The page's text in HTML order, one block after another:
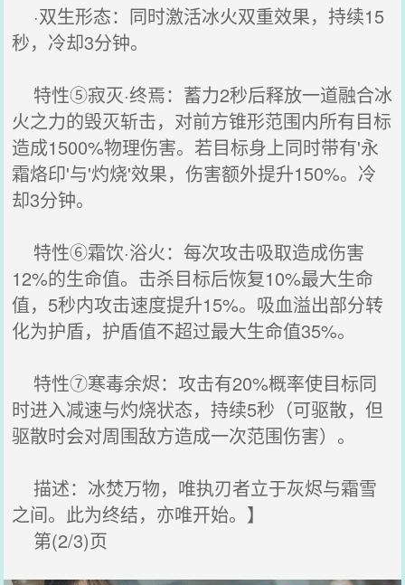
·双生形态：同时激活冰火双重效果，持续15
秒，冷却3分钟。
特性⑤寂灭·终焉：蓄力2秒后释放一道融合冰
火之力的毁灭斩击，对前方锥形范围内所有目标
造成1500%物理伤害。若目标身上同时带有'永
霜烙印'与'灼烧'效果，伤害额外提升150%。冷
却3分钟。
特性⑥霜饮·浴火：每次攻击吸取造成伤害
12%的生命值。击杀目标后恢复10%最大生命
值，5秒内攻击速度提升15%。吸血溢出部分转
化为护盾，护盾值不超过最大生命值35%。
特性⑦寒毒余烬：攻击有20%概率使目标同
时进入减速与灼烧状态，持续5秒（可驱散，但
驱散时会对周围敌方造成一次范围伤害）。
描述：冰焚万物，唯执刃者立于灰烬与霜雪
之间。此为终结，亦唯开始。】
第(2/3)页